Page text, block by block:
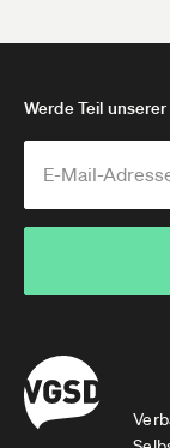
Werde Teil